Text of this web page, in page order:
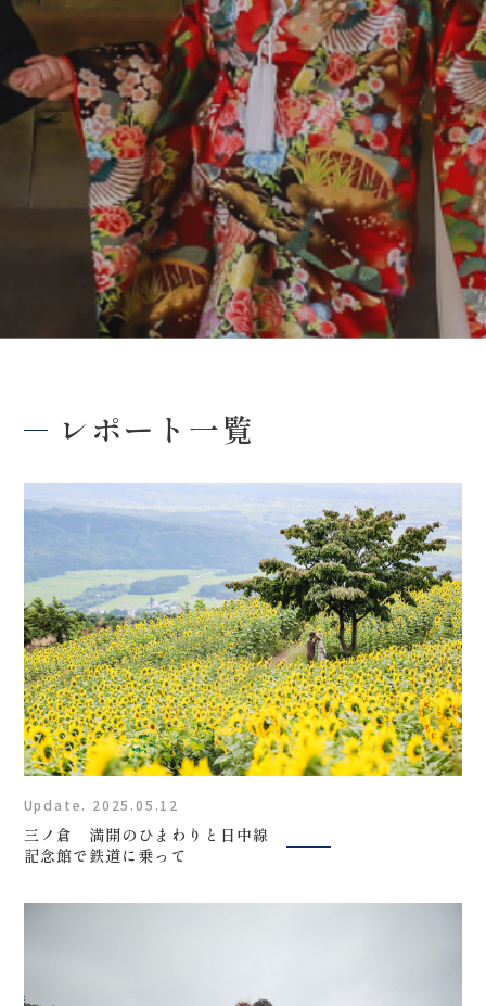
レポート一覧
Update. 2025.05.12
三ノ倉 満開のひまわりと日中線
記念館で鉄道に乗って